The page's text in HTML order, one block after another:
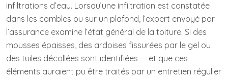
infiltrations d’eau. Lorsqu’une infiltration est constatée
dans les combles ou sur un plafond, l’expert envoyé par
l’assurance examine l’état général de la toiture. Si des
mousses épaisses, des ardoises fissurées par le gel ou
des tuiles décollées sont identifiées — et que ces
éléments auraient pu être traités par un entretien régulier